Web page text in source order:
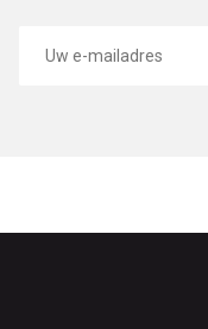
mailadres